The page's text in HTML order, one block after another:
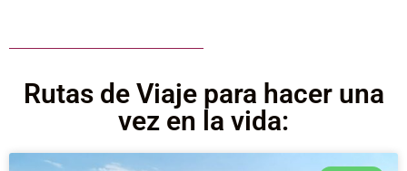
Rutas de Viaje para hacer una
vez en la vida: